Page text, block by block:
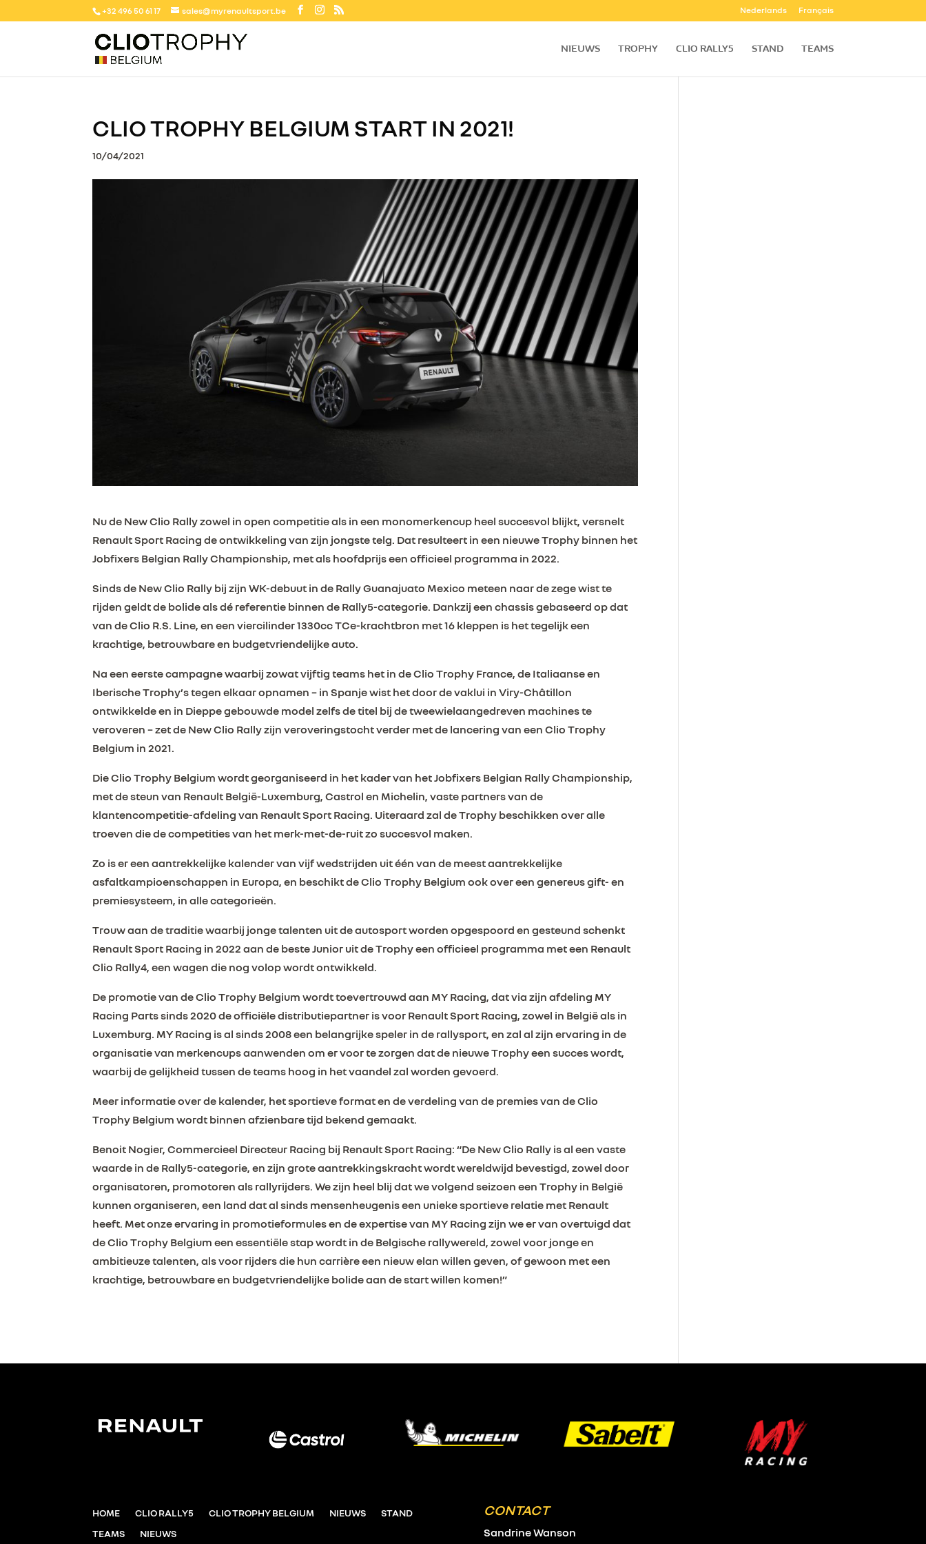
+32 496 50 61 17 sales@myrenaultsport.be Nederlands Français
NIEUWS TROPHY CLIO RALLY5 STAND TEAMS
CLIO TROPHY BELGIUM START IN 2021!
10/04/2021
Nu de New Clio Rally zowel in open competitie als in een monomerkencup heel succesvol blijkt, versnelt
Renault Sport Racing de ontwikkeling van zijn jongste telg. Dat resulteert in een nieuwe Trophy binnen het
Jobfixers Belgian Rally Championship, met als hoofdprijs een officieel programma in 2022.
Sinds de New Clio Rally bij zijn WK-debuut in de Rally Guanajuato Mexico meteen naar de zege wist te
rijden geldt de bolide als dé referentie binnen de Rally5-categorie. Dankzij een chassis gebaseerd op dat
van de Clio R.S. Line, en een viercilinder 1330cc TCe-krachtbron met 16 kleppen is het tegelijk een
krachtige, betrouwbare en budgetvriendelijke auto.
Na een eerste campagne waarbij zowat vijftig teams het in de Clio Trophy France, de Italiaanse en
Iberische Trophy’s tegen elkaar opnamen – in Spanje wist het door de vaklui in Viry-Châtillon
ontwikkelde en in Dieppe gebouwde model zelfs de titel bij de tweewielaangedreven machines te
veroveren – zet de New Clio Rally zijn veroveringstocht verder met de lancering van een Clio Trophy
Belgium in 2021.
Die Clio Trophy Belgium wordt georganiseerd in het kader van het Jobfixers Belgian Rally Championship,
met de steun van Renault België-Luxemburg, Castrol en Michelin, vaste partners van de
klantencompetitie-afdeling van Renault Sport Racing. Uiteraard zal de Trophy beschikken over alle
troeven die de competities van het merk-met-de-ruit zo succesvol maken.
Zo is er een aantrekkelijke kalender van vijf wedstrijden uit één van de meest aantrekkelijke
asfaltkampioenschappen in Europa, en beschikt de Clio Trophy Belgium ook over een genereus gift- en
premiesysteem, in alle categorieën.
Trouw aan de traditie waarbij jonge talenten uit de autosport worden opgespoord en gesteund schenkt
Renault Sport Racing in 2022 aan de beste Junior uit de Trophy een officieel programma met een Renault
Clio Rally4, een wagen die nog volop wordt ontwikkeld.
De promotie van de Clio Trophy Belgium wordt toevertrouwd aan MY Racing, dat via zijn afdeling MY
Racing Parts sinds 2020 de officiële distributiepartner is voor Renault Sport Racing, zowel in België als in
Luxemburg. MY Racing is al sinds 2008 een belangrijke speler in de rallysport, en zal al zijn ervaring in de
organisatie van merkencups aanwenden om er voor te zorgen dat de nieuwe Trophy een succes wordt,
waarbij de gelijkheid tussen de teams hoog in het vaandel zal worden gevoerd.
Meer informatie over de kalender, het sportieve format en de verdeling van de premies van de Clio
Trophy Belgium wordt binnen afzienbare tijd bekend gemaakt.
Benoit Nogier, Commercieel Directeur Racing bij Renault Sport Racing: “De New Clio Rally is al een vaste
waarde in de Rally5-categorie, en zijn grote aantrekkingskracht wordt wereldwijd bevestigd, zowel door
organisatoren, promotoren als rallyrijders. We zijn heel blij dat we volgend seizoen een Trophy in België
kunnen organiseren, een land dat al sinds mensenheugenis een unieke sportieve relatie met Renault
heeft. Met onze ervaring in promotieformules en de expertise van MY Racing zijn we er van overtuigd dat
de Clio Trophy Belgium een essentiële stap wordt in de Belgische rallywereld, zowel voor jonge en
ambitieuze talenten, als voor rijders die hun carrière een nieuw elan willen geven, of gewoon met een
krachtige, betrouwbare en budgetvriendelijke bolide aan de start willen komen!”
HOME CLIO RALLY5 CLIO TROPHY BELGIUM NIEUWS
STAND
TEAMS
NIEUWS
CONTACT
Sandrine Wanson